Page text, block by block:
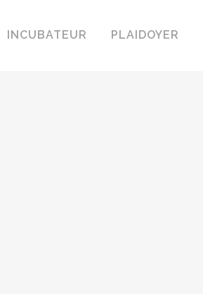
INCUBATEUR PLAIDOYER